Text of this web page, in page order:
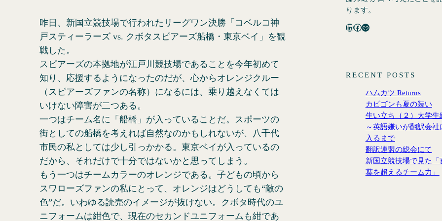
昨日、新国立競技場で行われたリーグワン決勝「コベルコ神
戸スティーラーズ vs. クボタスピアーズ船橋・東京ベイ」を観
戦した。
スピアーズの本拠地が江戸川競技場であることを今年初めて
知り、応援するようになったのだが、心からオレンジクルー
（スピアーズファンの名称）になるには、乗り越えなくては
いけない障害が二つある。
一つはチーム名に「船橋」が入っていることだ。スポーツの
街としての船橋を考えれば自然なのかもしれないが、八千代
市民の私としては少し引っかかる。東京ベイが入っているの
だから、それだけで十分ではないかと思ってしまう。
もう一つはチームカラーのオレンジである。子どもの頃から
スワローズファンの私にとって、オレンジはどうしても“敵の
色”だ。いわゆる読売のイメージが抜けない。クボタ時代のユ
ニフォームは紺色で、現在のセカンドユニフォームも紺であ
ります。
LinkedIn Facebook リンク
RECENT POSTS
ハムカツ Returns
カビゴンも夏の装い
生い立ち（２）大学生
～英語嫌いが翻訳会社
入るまで
翻訳連盟の総会にて
新国立競技場で見た「
葉を超えるチーム力」